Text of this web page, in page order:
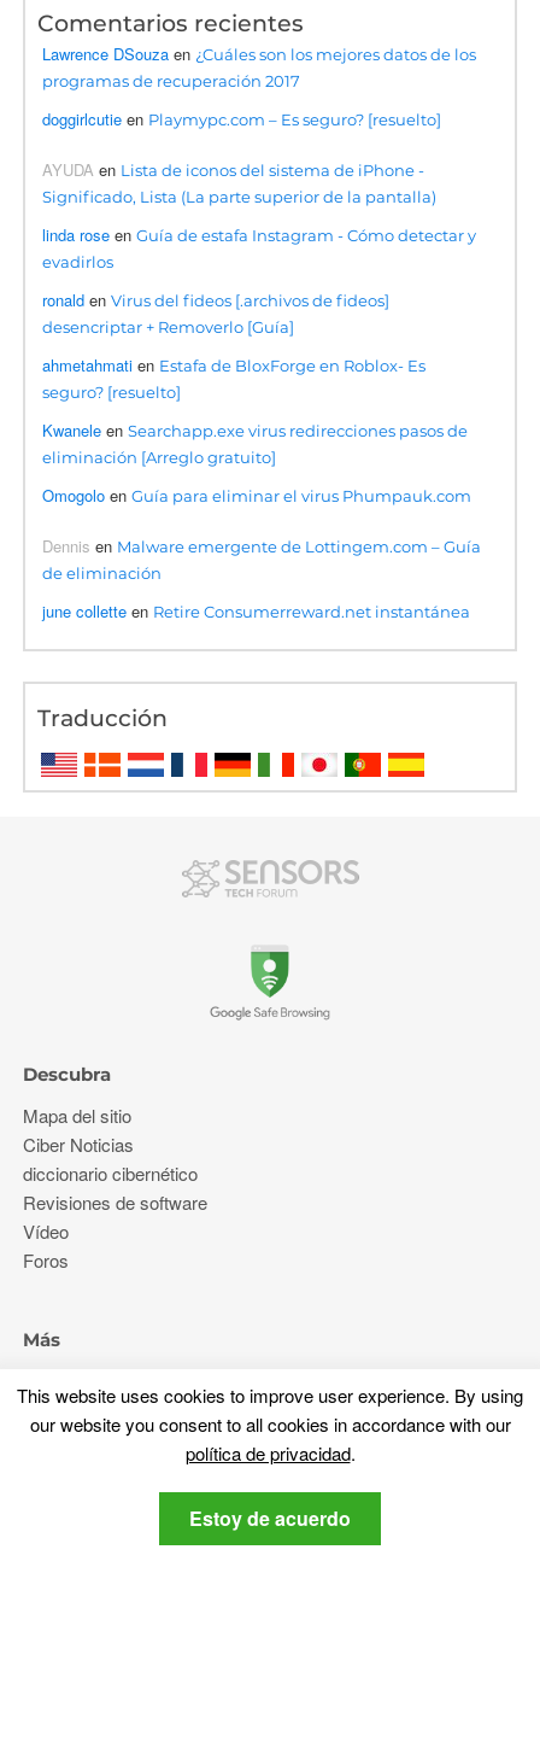
Comentarios recientes
Lawrence DSouza en ¿Cuáles son los mejores datos de los
programas de recuperación 2017
doggirlcutie en Playmypc.com – Es seguro? [resuelto]
AYUDA en Lista de iconos del sistema de iPhone -
Significado, Lista (La parte superior de la pantalla)
linda rose enGuía de estafa Instagram - Cómo detectar y
evadirlos
ronald enVirus del fideos [.archivos de fideos]
desencriptar + Removerlo [Guía]
ahmetahmati en Estafa de BloxForge en Roblox- Es
seguro? [resuelto]
Kwanele enSearchapp.exe virus redirecciones pasos de
eliminación [Arreglo gratuito]
Omogolo enGuía para eliminar el virus Phumpauk.com
Dennis en Malware emergente de Lottingem.com – Guía
de eliminación
june collette en Retire Consumerreward.net instantánea
Traducción
This website uses cookies to improve user experience. By using
our website you consent to all cookies in accordance with our
política de privacidad.
Estoy de acuerdo
Descubra
Mapa del sitio
Ciber Noticias
diccionario cibernético
Revisiones de software
Vídeo
Foros
Más
política de privacidad
Contáctenos
Manténganse al tanto
Suscribirse a nuestro boletín respecto a la última